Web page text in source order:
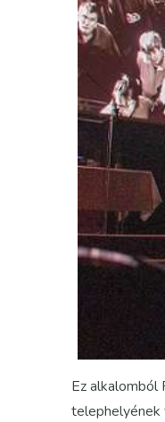
Ez alkalomból
telephelyének